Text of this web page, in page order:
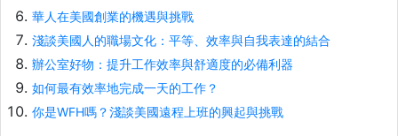
華人在美國創業的機遇與挑戰
淺談美國人的職場文化：平等、效率與自我表達的結合
辦公室好物：提升工作效率與舒適度的必備利器
如何最有效率地完成一天的工作？
你是WFH嗎？淺談美國遠程上班的興起與挑戰